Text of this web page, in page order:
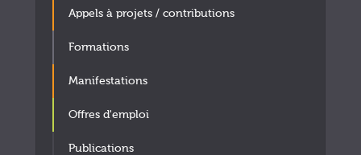
Appels à projets / contributions
Formations
Manifestations
Offres d'emploi
Publications